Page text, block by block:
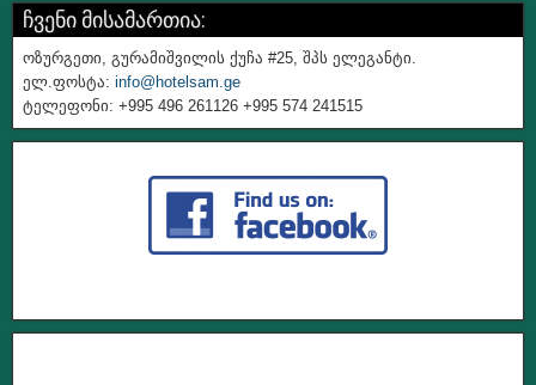
ჩვენი მისამართია:
ოზურგეთი, გურამიშვილის ქუჩა #25, შპს ელეგანტი.
ელ.ფოსტა: info@hotelsam.ge
ტელეფონი: +995 496 261126 +995 574 241515